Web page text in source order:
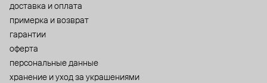
доставка и оплата
примерка и возврат
гарантии
оферта
персональные данные
хранение и уход за украшениями